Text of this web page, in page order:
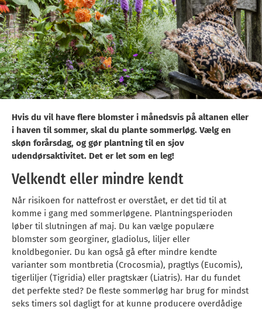
Hvis du vil have flere blomster i månedsvis på altanen eller
i haven til sommer, skal du plante sommerløg. Vælg en
skøn forårsdag, og gør plantning til en sjov
udendørsaktivitet. Det er let som en leg!
Velkendt eller mindre kendt
Når risikoen for nattefrost er overstået, er det tid til at
komme i gang med sommerløgene. Plantningsperioden
løber til slutningen af maj. Du kan vælge populære
blomster som georginer, gladiolus, liljer eller
knoldbegonier. Du kan også gå efter mindre kendte
varianter som montbretia (Crocosmia), pragtlys (Eucomis),
tigerliljer (Tigridia) eller pragtskær (Liatris). Har du fundet
det perfekte sted? De fleste sommerløg har brug for mindst
seks timers sol dagligt for at kunne producere overdådige